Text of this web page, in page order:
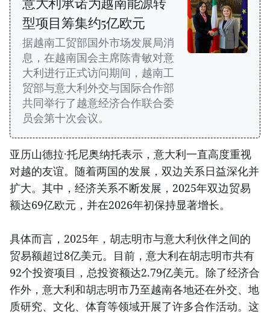
型项目筹集约5亿欧元
据越南工贸部国外市场发展局消
息，在越南国会主席陈青敏对意
大利进行正式访问期间，越南工
贸部与意大利外交与国际合作部
共同举行了越意经济合作联合委
员会第十次会议。
亚历山德拉·托尼奥纳托表示，意大利一直高度重视
对越的友谊。随着两国的发展，双边关系日益深化并
扩大。其中，经济关系不断发展，2025年双边贸易
额达69亿欧元，并在2026年初保持显著增长。
具体而言，2025年，胡志明市与意大利伙伴之间的
贸易额超过8亿美元。目前，意大利在胡志明市共有
92个投资项目，总投资额达2.79亿美元。除了经济合
作外，意大利和胡志明市乃至越南各地还在外交、地
质研究、文化、体育等领域开展了许多合作活动。这